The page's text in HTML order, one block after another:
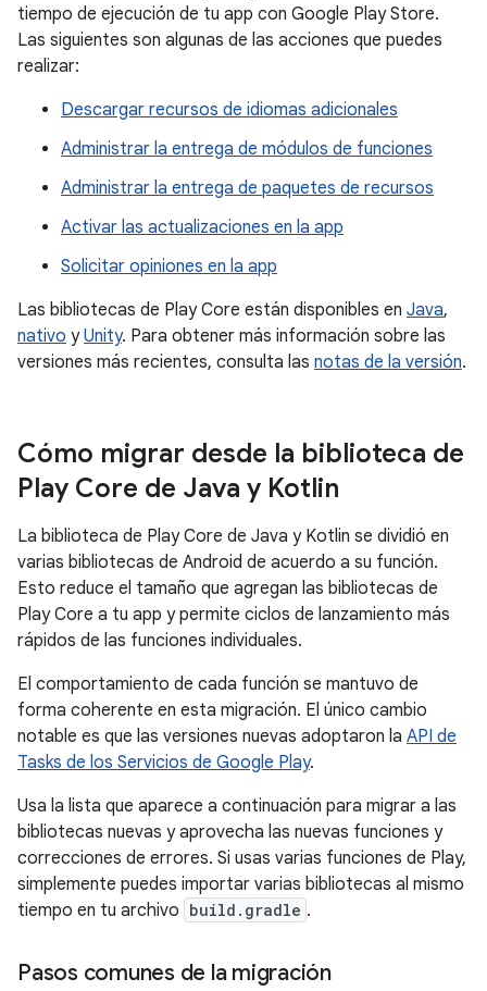
tiempo de ejecución de tu app con Google Play Store.
Las siguientes son algunas de las acciones que puedes
realizar:
Descargar recursos de idiomas adicionales
Administrar la entrega de módulos de funciones
Administrar la entrega de paquetes de recursos
Activar las actualizaciones en la app
Solicitar opiniones en la app
Las bibliotecas de Play Core están disponibles en Java,
nativo yUnity. Para obtener más información sobre las
versiones más recientes, consulta las notas de la versión.
Cómo migrar desde la biblioteca de
Play Core de Java y Kotlin
La biblioteca de Play Core de Java y Kotlin se dividió en
varias bibliotecas de Android de acuerdo a su función.
Esto reduce el tamaño que agregan las bibliotecas de
Play Core a tu app y permite ciclos de lanzamiento más
rápidos de las funciones individuales.
El comportamiento de cada función se mantuvo de
forma coherente en esta migración. El único cambio
notable es que las versiones nuevas adoptaron la API de
Tasks de los Servicios de Google Play.
Usa la lista que aparece a continuación para migrar a las
bibliotecas nuevas y aprovecha las nuevas funciones y
correcciones de errores. Si usas varias funciones de Play,
simplemente puedes importar varias bibliotecas al mismo
tiempo en tu archivo build.gradle .
Pasos comunes de la migración